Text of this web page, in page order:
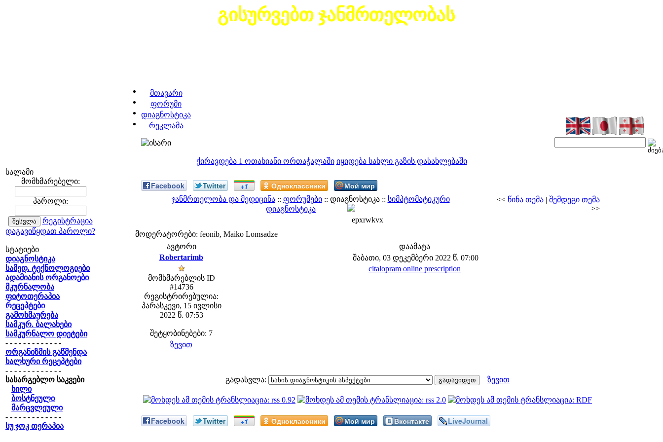
გისურვებთ ჯანმრთელობას
მთავარი
ფორუმი
დიაგნოსტიკა
რეკლამა
ქირავდება 1 ოთახიანი ორთაჭალაში იყიდება სახლი გაზის დასახლებაში
სალამი
მომხმარებელი:
პაროლი:
რეგისტრაცია
დაგავიწყდათ პაროლი?
სტატიები
დიაგნოსტიკა
სამედ. ტექნოლოგიები
ადამიანის ორგანოები
მკურნალობა
ფიტოთერაპია
რეცეპტები
გამოხმაურება
სამკურ. ბალახები
სამკურნალო დიეტები
- - - - - - - - - - - - -
ორგანიზმის გაწმენდა
ხალხური რეცეპტები
- - - - - - - - - - - - -
სასარგებლო საკვები
ხილი
ბოსტნეული
მარცვლეული
- - - - - - - - - - - - -
სუ ჯოკ თერაპია
Facebook Twitter +1 Одноклассники Мой мир
ჯანმრთელობა და მედიცინა:: ფორუმები:: დიაგნოსტიკა :: სიმპტომატიკური
დიაგნოსტიკა
<< წინა თემა | შემდეგი თემა
>>
epxrwkvx
მოდერატორები: feonib, Maiko Lomsadze
ავტორი
დაამატა
Robertarimb
შაბათი, 03 დეკემბერი 2022 წ. 07:00
მომხმარებლის ID
#14736
რეგისტრირებულია:
პარასკევი, 15 ივლისი
2022 წ. 07:53
შეტყობინებები: 7
citalopram online prescription
ზევით
გადასვლა: ზევით
Facebook Twitter +1 Одноклассники Мой мир Вконтакте LiveJournal